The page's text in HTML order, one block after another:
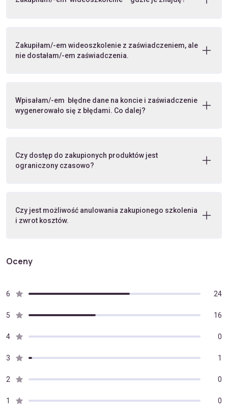
Zakupiłam/-em wideoszkolenie z zaświadczeniem, ale
nie dostałam/-em zaświadczenia.
Wpisałam/-em błędne dane na koncie i zaświadczenie
wygenerowało się z błędami. Co dalej?
Czy dostęp do zakupionych produktów jest
ograniczony czasowo?
Czy jest możliwość anulowania zakupionego szkolenia
i zwrot kosztów.
Oceny
6 24
5 16
4 0
3 1
2 0
1 0